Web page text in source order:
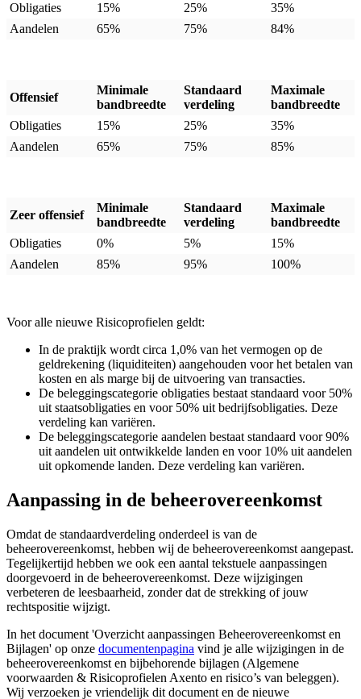
Obligaties
15% 25%
35%
Aandelen
65% 75% 84%
Offensief
Minimale
bandbreedte
Standaard
verdeling
Maximale
bandbreedte
Obligaties
15% 25%
35%
Aandelen
65% 75% 85%
Zeer offensief
Minimale
bandbreedte
Standaard
verdeling
Maximale
bandbreedte
Obligaties
0% 5%
15%
Aandelen
85% 95% 100%
Voor alle nieuwe Risicoprofielen geldt:
In de praktijk wordt circa 1,0% van het vermogen op de
geldrekening (liquiditeiten) aangehouden voor het betalen van
kosten en als marge bij de uitvoering van transacties.
De beleggingscategorie obligaties bestaat standaard voor 50%
uit staatsobligaties en voor 50% uit bedrijfsobligaties. Deze
verdeling kan variëren.
De beleggingscategorie aandelen bestaat standaard voor 90%
uit aandelen uit ontwikkelde landen en voor 10% uit aandelen
uit opkomende landen. Deze verdeling kan variëren.
Aanpassing in de beheerovereenkomst
Omdat de standaardverdeling onderdeel is van de
beheerovereenkomst, hebben wij de beheerovereenkomst aangepast.
Tegelijkertijd hebben we ook een aantal tekstuele aanpassingen
doorgevoerd in de beheerovereenkomst. Deze wijzigingen
verbeteren de leesbaarheid, zonder dat de strekking of jouw
rechtspositie wijzigt.
In het document 'Overzicht aanpassingen Beheerovereenkomst en
Bijlagen' op onze documentenpagina vind je alle wijzigingen in de
beheerovereenkomst en bijbehorende bijlagen (Algemene
voorwaarden & Risicoprofielen Axento en risico’s van beleggen).
Wij verzoeken je vriendelijk dit document en de nieuwe